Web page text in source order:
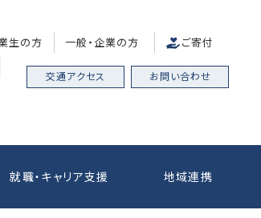
生の方 一般・企業の方
ご寄付
交通アクセス お問い合わせ
就職・キャリア支援 地域連携